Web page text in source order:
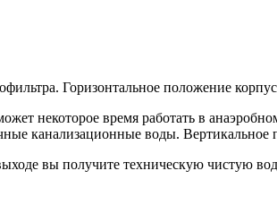
Горизонтальное положение
некоторое время работать в
канализационные воды. Вертикальное
вы получите техническую чистую